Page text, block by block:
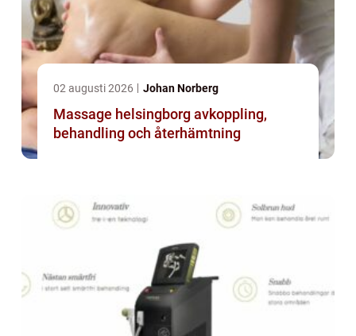
02 augusti 2026 Johan Norberg
Massage helsingborg avkoppling,
behandling och återhämtning